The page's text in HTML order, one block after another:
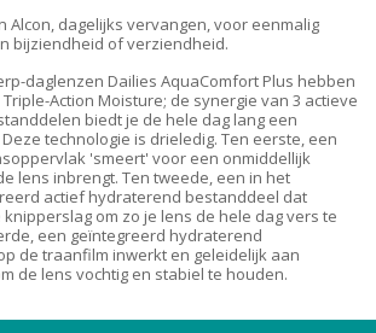
Alcon, dagelijks vervangen, voor eenmalig
bijziendheid of verziendheid.
daglenzen Dailies AquaComfort Plus hebben
Action Moisture; de synergie van 3 actieve
biedt je de hele dag lang een
technologie is drieledig. Ten eerste, een
'smeert' voor een onmiddellijk
lens inbrengt. Ten tweede, een in het
actief hydraterend bestanddeel dat
om zo je lens de hele dag vers te
een geïntegreerd hydraterend
de traanfilm inwerkt en geleidelijk aan
de lens vochtig en stabiel te houden.